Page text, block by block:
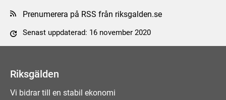
Prenumerera på RSS från riksgalden.se
Senast uppdaterad: 16 november 2020
Riksgälden
Vi bidrar till en stabil ekonomi